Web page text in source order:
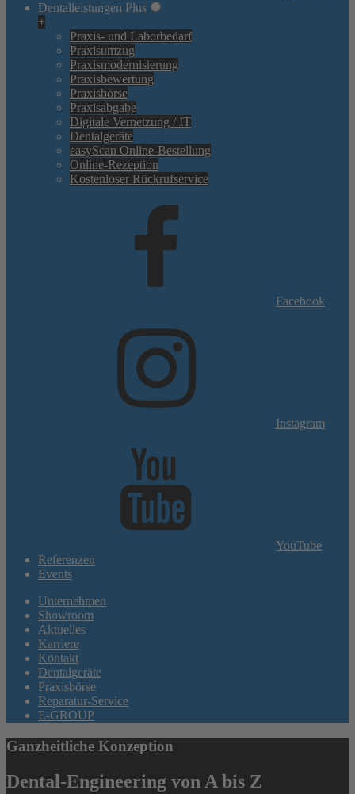
Dentalleistungen Plus
+
Praxis- und Laborbedarf
Praxisumzug
Praxismodernisierung
Praxisbewertung
Praxisbörse
Praxisabgabe
Digitale Vernetzung / IT
Dentalgeräte
easyScan Online-Bestellung
Online-Rezeption
Kostenloser Rückrufservice
Facebook
Instagram
YouTube
Referenzen
Events
Unternehmen
Showroom
Aktuelles
Karriere
Kontakt
Dentalgeräte
Praxisbörse
Reparatur-Service
E-GROUP
Ganzheitliche Konzeption
Dental-Engineering von A bis Z